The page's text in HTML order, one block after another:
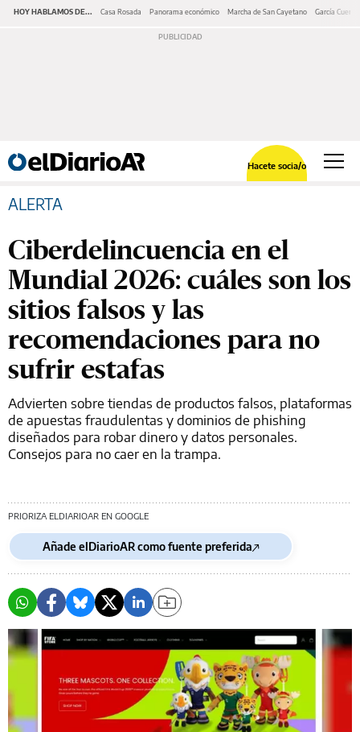
HOY HABLAMOS DE... Casa Rosada Panorama económico Marcha de San Cayetano García Cuerva
Hacete socia/o
ALERTA
Ciberdelincuencia en el
Mundial 2026: cuáles son los
sitios falsos y las
recomendaciones para no
sufrir estafas
Advierten sobre tiendas de productos falsos, plataformas
de apuestas fraudulentas y dominios de phishing
diseñados para robar dinero y datos personales.
Consejos para no caer en la trampa.
PRIORIZA ELDIARIOAR EN GOOGLE
Añade elDiarioAR como fuente preferida